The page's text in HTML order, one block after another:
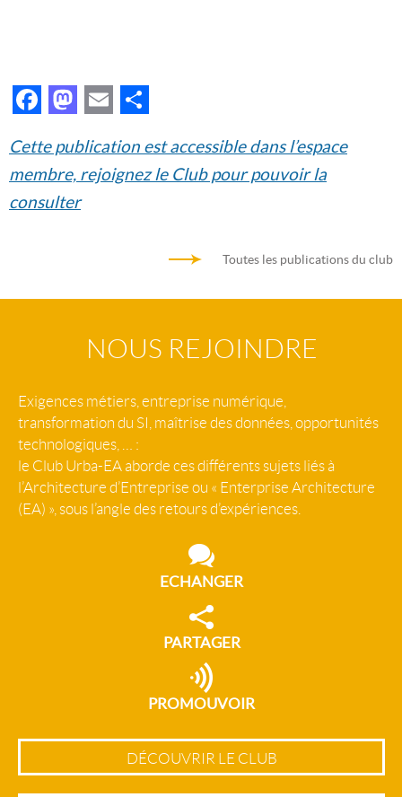
Facebook
Mastodon
Email
Cette publication est accessible dans l’espace
membre, rejoignez le Club pour pouvoir la
consulter
Toutes les publications du club
NOUS REJOINDRE
Exigences métiers, entreprise numérique,
transformation du SI, maîtrise des données, opportunités
technologiques, … :
le Club Urba-EA aborde ces différents sujets liés à
l’Architecture d’Entreprise ou « Enterprise Architecture
(EA) », sous l’angle des retours d’expériences.
ECHANGER
PARTAGER
PROMOUVOIR
DÉCOUVRIR LE CLUB